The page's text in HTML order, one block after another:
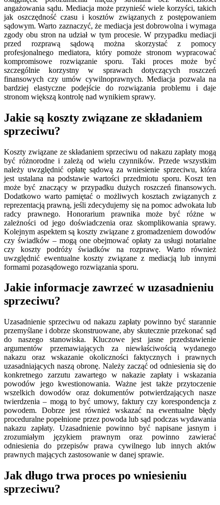
angażowania sądu. Mediacja może przynieść wiele korzyści, takich
jak oszczędność czasu i kosztów związanych z postępowaniem
sądowym. Warto zaznaczyć, że mediacja jest dobrowolna i wymaga
zgody obu stron na udział w tym procesie. W przypadku mediacji
przed rozprawą sądową można skorzystać z pomocy
profesjonalnego mediatora, który pomoże stronom wypracować
kompromisowe rozwiązanie sporu. Taki proces może być
szczególnie korzystny w sprawach dotyczących roszczeń
finansowych czy umów cywilnoprawnych. Mediacja pozwala na
bardziej elastyczne podejście do rozwiązania problemu i daje
stronom większą kontrolę nad wynikiem sprawy.
Jakie są koszty związane ze składaniem
sprzeciwu?
Koszty związane ze składaniem sprzeciwu od nakazu zapłaty mogą
być różnorodne i zależą od wielu czynników. Przede wszystkim
należy uwzględnić opłatę sądową za wniesienie sprzeciwu, która
jest ustalana na podstawie wartości przedmiotu sporu. Koszt ten
może być znaczący w przypadku dużych roszczeń finansowych.
Dodatkowo warto pamiętać o możliwych kosztach związanych z
reprezentacją prawną, jeśli zdecydujemy się na pomoc adwokata lub
radcy prawnego. Honorarium prawnika może być różne w
zależności od jego doświadczenia oraz skomplikowania sprawy.
Kolejnym aspektem są koszty związane z gromadzeniem dowodów
czy świadków – mogą one obejmować opłaty za usługi notarialne
czy koszty podróży świadków na rozprawę. Warto również
uwzględnić ewentualne koszty związane z mediacją lub innymi
formami pozasądowego rozwiązania sporu.
Jakie informacje zawrzeć w uzasadnieniu
sprzeciwu?
Uzasadnienie sprzeciwu od nakazu zapłaty powinno być starannie
przemyślane i dobrze skonstruowane, aby skutecznie przekonać sąd
do naszego stanowiska. Kluczowe jest jasne przedstawienie
argumentów przemawiających za niewłaściwością wydanego
nakazu oraz wskazanie okoliczności faktycznych i prawnych
uzasadniających naszą obronę. Należy zacząć od odniesienia się do
konkretnego zarzutu zawartego w nakazie zapłaty i wskazania
powodów jego kwestionowania. Ważne jest także przytoczenie
wszelkich dowodów oraz dokumentów potwierdzających nasze
twierdzenia – mogą to być umowy, faktury czy korespondencja z
powodem. Dobrze jest również wskazać na ewentualne błędy
proceduralne popełnione przez powoda lub sąd podczas wydawania
nakazu zapłaty. Uzasadnienie powinno być napisane jasnym i
zrozumiałym językiem prawnym oraz powinno zawierać
odniesienia do przepisów prawa cywilnego lub innych aktów
prawnych mających zastosowanie w danej sprawie.
Jak długo trwa proces po wniesieniu
sprzeciwu?